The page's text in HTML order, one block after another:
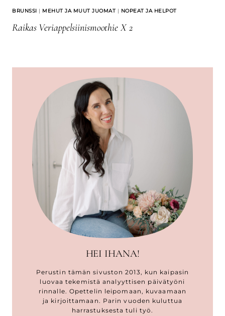
BRUNSSI | MEHUT JA MUUT JUOMAT | NOPEAT JA HELPOT
Raikas Veriappelsiinismoothie X 2
HEI IHANA!
Perustin tämän sivuston 2013, kun kaipasin
luovaa tekemistä analyyttisen päivätyöni
rinnalle. Opettelin leipomaan, kuvaamaan
ja kirjoittamaan. Parin vuoden kuluttua
harrastuksesta tuli työ.